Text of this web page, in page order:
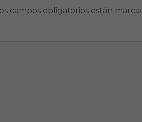
campos obligatorios están